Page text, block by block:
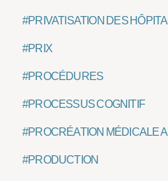
#PRIVATISATION DES
#PRIX
#PROCÉDURES
#PROCESSUS COGNITIF
#PROCRÉATION MÉDICALE
#PRODUCTION